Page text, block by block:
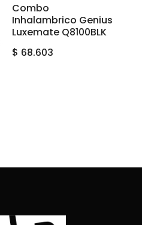
Combo
Inhalambrico Genius
Luxemate Q8100BLK
$ 68.603